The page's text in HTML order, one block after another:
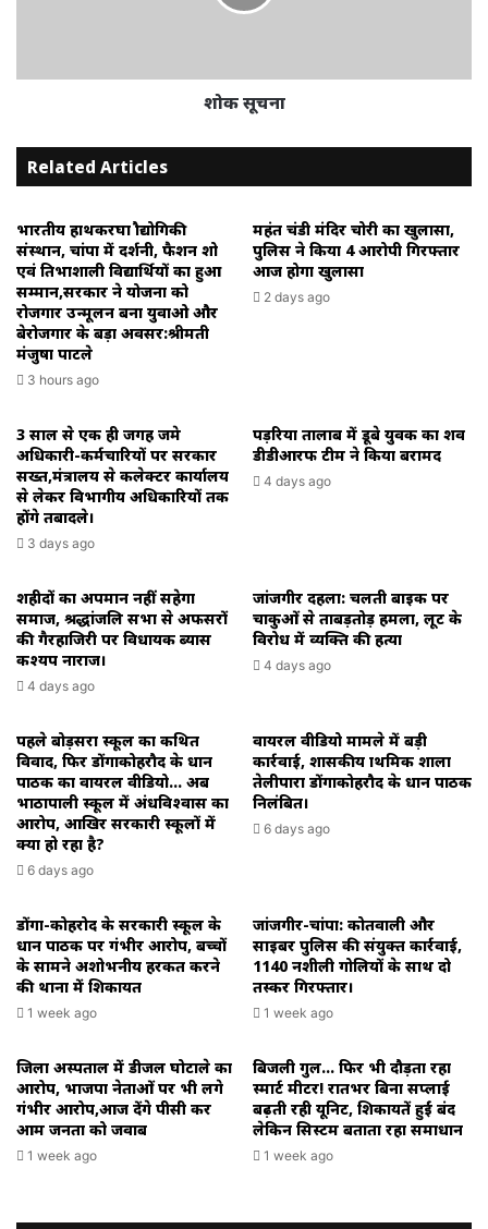
शोक सूचना
Related Articles
भारतीय हाथकरघा प्रौद्योगिकी
संस्थान, चांपा में प्रदर्शनी, फैशन शो
एवं प्रतिभाशाली विद्यार्थियों का हुआ
सम्मान,सरकार ने योजना को
रोजगार उन्मूलन बना युवाओ और
बेरोजगार के बड़ा अवसर:श्रीमती
मंजुषा पाटले
3 hours ago
महंत चंडी मंदिर चोरी का खुलासा,
पुलिस ने किया 4 आरोपी गिरफ्तार
आज होगा खुलासा
2 days ago
3 साल से एक ही जगह जमे
अधिकारी-कर्मचारियों पर सरकार
सख्त,मंत्रालय से कलेक्टर कार्यालय
से लेकर विभागीय अधिकारियों तक
होंगे तबादले।
3 days ago
पड़रिया तालाब में डूबे युवक का शव
डीडीआरफ टीम ने किया बरामद
4 days ago
शहीदों का अपमान नहीं सहेगा
समाज, श्रद्धांजलि सभा से अफसरों
की गैरहाजिरी पर विधायक ब्यास
कश्यप नाराज।
4 days ago
जांजगीर दहला: चलती बाइक पर
चाकुओं से ताबड़तोड़ हमला, लूट के
विरोध में व्यक्ति की हत्या
4 days ago
पहले बोड़सरा स्कूल का कथित
विवाद, फिर डोंगाकोहरौद के प्रधान
पाठक का वायरल वीडियो… अब
भाठापाली स्कूल में अंधविश्वास का
आरोप, आखिर सरकारी स्कूलों में
क्या हो रहा है?
6 days ago
वायरल वीडियो मामले में बड़ी
कार्रवाई, शासकीय प्राथमिक शाला
तेलीपारा डोंगाकोहरौद के प्रधान पाठक
निलंबित।
6 days ago
डोंगा-कोहरोद के सरकारी स्कूल के
प्रधान पाठक पर गंभीर आरोप, बच्चों
के सामने अशोभनीय हरकत करने
की थाना में शिकायत
1 week ago
जांजगीर-चांपा: कोतवाली और
साइबर पुलिस की संयुक्त कार्रवाई,
1140 नशीली गोलियों के साथ दो
तस्कर गिरफ्तार।
1 week ago
जिला अस्पताल में डीजल घोटाले का
आरोप, भाजपा नेताओं पर भी लगे
गंभीर आरोप,आज देंगे पीसी कर
आम जनता को जवाब
1 week ago
बिजली गुल… फिर भी दौड़ता रहा
स्मार्ट मीटर! रातभर बिना सप्लाई
बढ़ती रही यूनिट, शिकायतें हुईं बंद
लेकिन सिस्टम बताता रहा समाधान
1 week ago